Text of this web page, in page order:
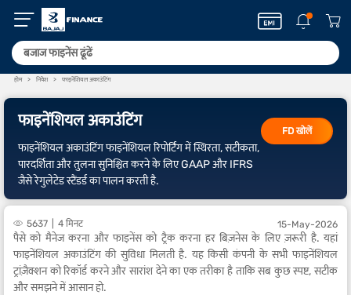
होम निवेश फाइनेंशियल अकाउंटिंग
फाइनेंशियल अकाउंटिंग
फाइनेंशियल अकाउंटिंग फाइनेंशियल रिपोर्टिंग में स्थिरता, सटीकता,
पारदर्शिता और तुलना सुनिश्चित करने के लिए GAAP और IFRS
जैसे रेगुलेटेड स्टैंडर्ड का पालन करती है.
FD खोलें
5637 4 मिनट 15-May-2026
पैसे को मैनेज करना और फाइनेंस को ट्रैक करना हर बिज़नेस के लिए ज़रूरी है. यहां
फाइनेंशियल अकाउंटिंग की सुविधा मिलती है. यह किसी कंपनी के सभी फाइनेंशियल
ट्रांज़ैक्शन को रिकॉर्ड करने और सारांश देने का एक तरीका है ताकि सब कुछ स्पष्ट, सटीक
और समझने में आसान हो.